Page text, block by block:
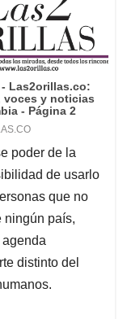
poder de la
de usarlo
que no
ningún país,
distinto del